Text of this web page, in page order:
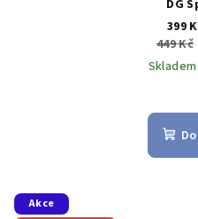
DG
399
449 Kč
Akce